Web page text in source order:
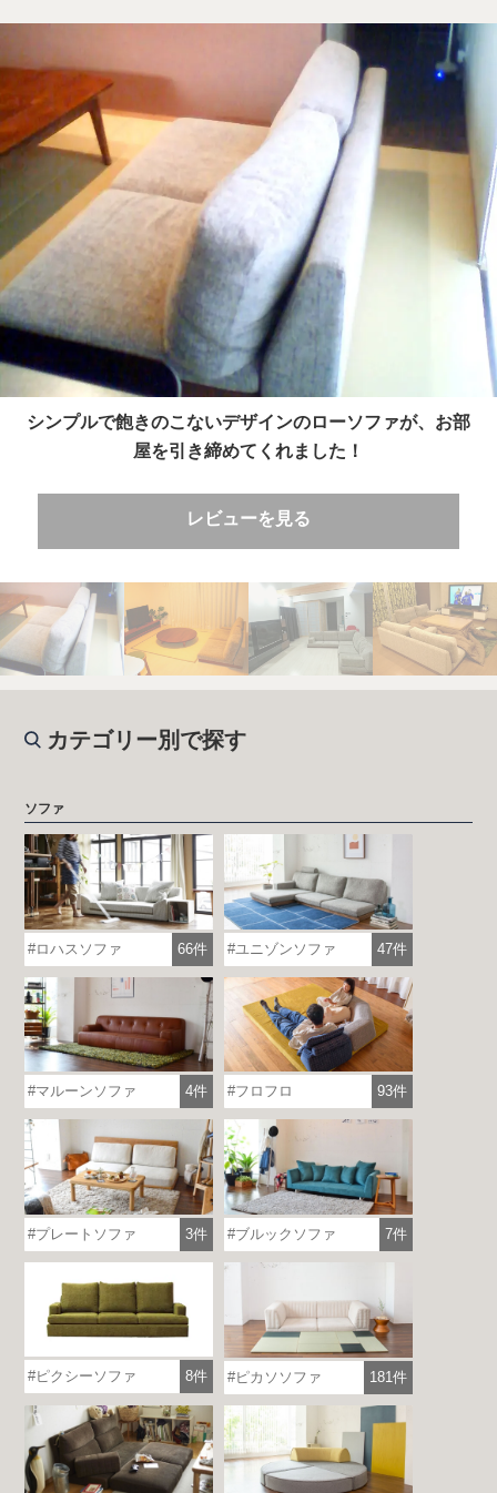
シンプルで飽きのこないデザインのローソファが、お部
屋を引き締めてくれました！
レビューを見る
カテゴリー別で探す
ソファ
ロハスソファ 66件 ユニゾンソファ 47件
マルーンソファ 4件 フロフロ 93件
プレートソファ 3件 ブルックソファ 7件
ピクシーソファ 8件 ピカソソファ 181件